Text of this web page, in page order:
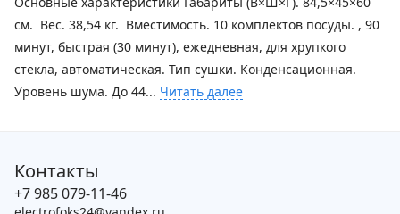
см. Вес. 38,54 кг. Вместимость. 10 комплектов посуды. , 90
минут, быстрая (30 минут), ежедневная, для хрупкого
стекла, автоматическая. Тип сушки. Конденсационная.
Уровень шума. До 44... Читать далее
Контакты
+7 985 079-11-46